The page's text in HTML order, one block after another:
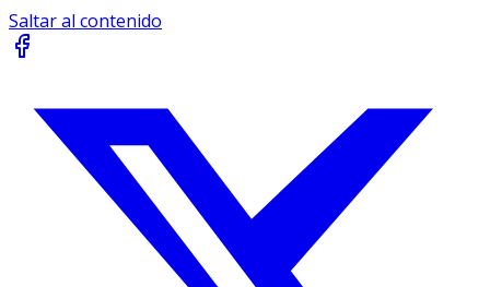
Saltar al contenido